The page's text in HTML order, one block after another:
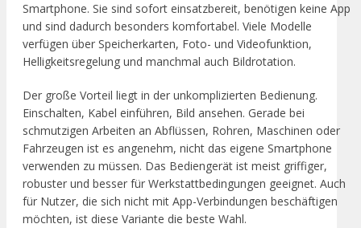
Smartphone. Sie sind sofort einsatzbereit, benötigen keine App
und sind dadurch besonders komfortabel. Viele Modelle
verfügen über Speicherkarten, Foto- und Videofunktion,
Helligkeitsregelung und manchmal auch Bildrotation.
Der große Vorteil liegt in der unkomplizierten Bedienung.
Einschalten, Kabel einführen, Bild ansehen. Gerade bei
schmutzigen Arbeiten an Abflüssen, Rohren, Maschinen oder
Fahrzeugen ist es angenehm, nicht das eigene Smartphone
verwenden zu müssen. Das Bediengerät ist meist griffiger,
robuster und besser für Werkstattbedingungen geeignet. Auch
für Nutzer, die sich nicht mit App-Verbindungen beschäftigen
möchten, ist diese Variante die beste Wahl.